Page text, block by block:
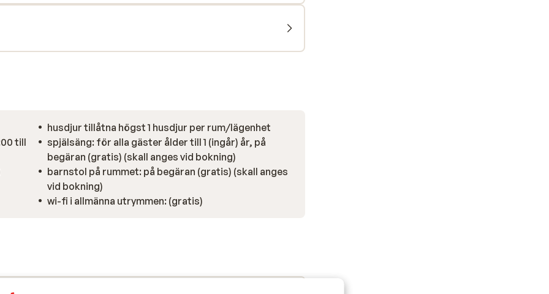
till
husdjur tillåtna högst 1 husdjur per rum/lägenhet
spjälsäng: för alla gäster ålder till 1 (ingår) år, på
begäran (gratis) (skall anges vid bokning)
barnstol på rummet: på begäran (gratis) (skall anges
vid bokning)
wi-fi i allmänna utrymmen: (gratis)